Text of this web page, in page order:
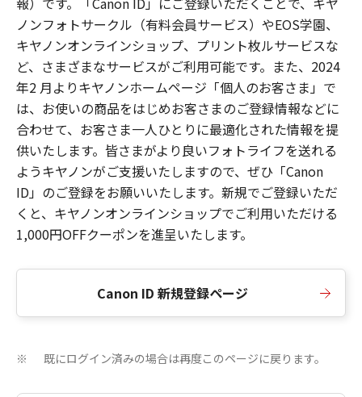
ノンフォトサークル（有料会員サービス）やEOS学園、
キヤノンオンラインショップ、プリント枚ルサービスな
ど、さまざまなサービスがご利用可能です。また、2024
年2 月よりキヤノンホームページ「個人のお客さま」で
は、お使いの商品をはじめお客さまのご登録情報などに
合わせて、お客さま一人ひとりに最適化された情報を提
供いたします。皆さまがより良いフォトライフを送れる
ようキヤノンがご支援いたしますので、ぜひ「Canon
ID」のご登録をお願いいたします。新規でご登録いただ
くと、キヤノンオンラインショップでご利用いただける
1,000円OFFクーポンを進呈いたします。
Canon ID 新規登録ページ
※ 既にログイン済みの場合は再度このページに戻ります。